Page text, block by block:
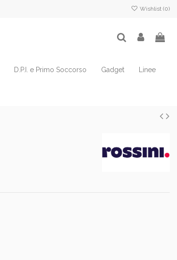
Wishlist (0)
D.P.I. e Primo Soccorso Gadget Linee